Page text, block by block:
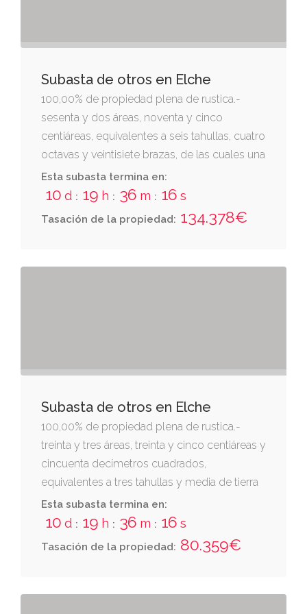
nº 10073.
Subasta de otros en Elche
100,00% de propiedad plena de rustica.-
sesenta y dos áreas, noventa y cinco
centiáreas, equivalentes a seis tahullas, cuatro
octavas y veintisiete brazas, de las cuales una
tahulla y cuatro octavas son vesantes y las
restantes plantadas de algarrobos, situadas
en el partido de maitino, en término de elche,
lindante, norte, sucesor de josé revenga; este,
ambrosio antón. tiene su entrada de carril y
Esta subasta termina en:
10 d : 19 h : 36 m : 16 s
Tasación de la propiedad: 134.378€
Subasta de otros en Elche
100,00% de propiedad plena de rustica.-
treinta y tres áreas, treinta y cinco centiáreas y
cincuenta decímetros cuadrados,
equivalentes a tres tahullas y media de tierra
de sembradura, situada en el partido de
maitino, en término de elche. linda, al norte,
con josé sigüenza; al este, con finca de
ramón lópez sempere y entrada; por el sur,
oeste, con resto de finca de ramón esclapez
Esta subasta termina en:
10 d : 19 h : 36 m : 16 s
Tasación de la propiedad: 80.359€